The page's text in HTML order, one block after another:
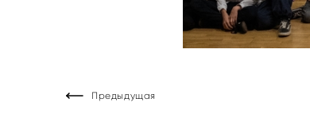
Предыдущая